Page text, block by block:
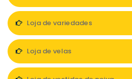
Loja de variedades
Loja de velas